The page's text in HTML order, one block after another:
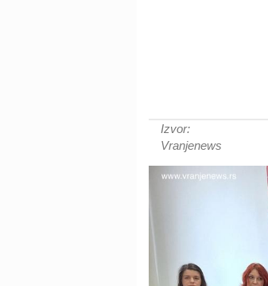
Izvor:
Vranjenews